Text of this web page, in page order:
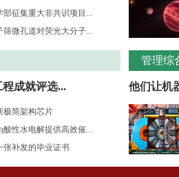
部征集重大非共识项目...
筛微孔道对荧光大分子...
成就评选...
极简架构芯片
酸性水电解提供高效催...
张补发的毕业证书
管理综
他们让机